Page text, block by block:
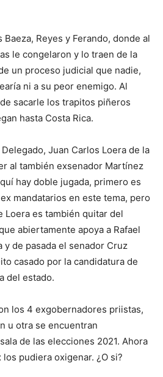
Reyes y Ferando, donde al
le congelaron y lo traen de la
un proceso judicial que nadie,
ni a su peor enemigo. Al
sacarle los trapitos piñeros
hasta Costa Rica.
Juan Carlos Loera de la
al también exsenador Martínez
hay doble jugada, primero es
mandatarios en este tema, pero
Loera es también quitar del
abiertamente apoya a Rafael
y de pasada el senador Cruz
casado por la candidatura de
del estado.
los 4 exgobernadores priistas,
u otra se encuentran
de las elecciones 2021. Ahora
pudiera oxigenar. ¿O si?